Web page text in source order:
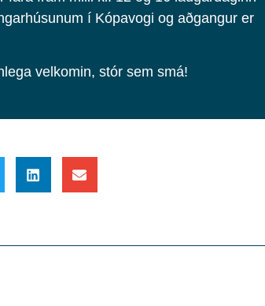
í Kópavogi og aðgangur er
velkomin, stór sem smá!